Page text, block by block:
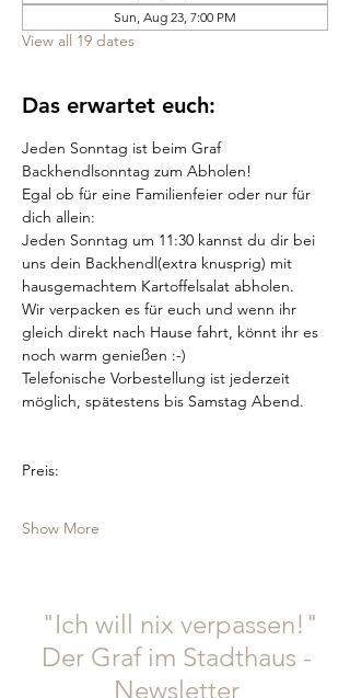
Sun, Aug 23, 7:00 PM
View all 19 dates
Das erwartet euch:
Jeden Sonntag ist beim Graf
Backhendlsonntag zum Abholen!
Egal ob für eine Familienfeier oder nur für
dich allein:
Jeden Sonntag um 11:30 kannst du dir bei
uns dein Backhendl(extra knusprig) mit
hausgemachtem Kartoffelsalat abholen.
Wir verpacken es für euch und wenn ihr
gleich direkt nach Hause fahrt, könnt ihr es
noch warm genießen :-)
Telefonische Vorbestellung ist jederzeit
möglich, spätestens bis Samstag Abend.
Preis:
Show More
"Ich will nix verpassen!"
Der Graf im Stadthaus -
Newsletter